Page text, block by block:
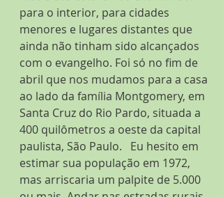
para o interior, para cidades
menores e lugares distantes que
ainda não tinham sido alcançados
com o evangelho. Foi só no fim de
abril que nos mudamos para a casa
ao lado da família Montgomery, em
Santa Cruz do Rio Pardo, situada a
400 quilômetros a oeste da capital
paulista, São Paulo.   Eu hesito em
estimar sua população em 1972,
mas arriscaria um palpite de 5.000